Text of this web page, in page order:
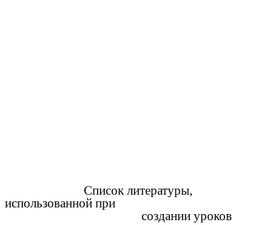
Список литературы,
использованной при
создании уроков